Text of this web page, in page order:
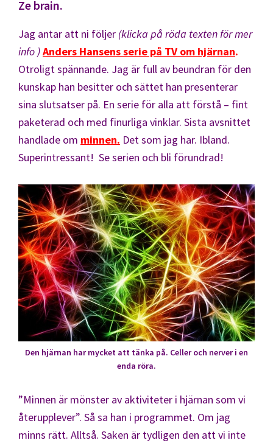
Ze brain.
Jag antar att ni följer (klicka på röda texten för mer
info )Anders Hansens serie på TV om hjärnan.
Otroligt spännande. Jag är full av beundran för den
kunskap han besitter och sättet han presenterar
sina slutsatser på. En serie för alla att förstå – fint
paketerad och med finurliga vinklar. Sista avsnittet
handlade om minnen. Det som jag har. Ibland.
Superintressant! Se serien och bli förundrad!
Den hjärnan har mycket att tänka på. Celler och nerver i en
enda röra.
”Minnen är mönster av aktiviteter i hjärnan som vi
återupplever”. Så sa han i programmet. Om jag
minns rätt. Alltså. Saken är tydligen den att vi inte